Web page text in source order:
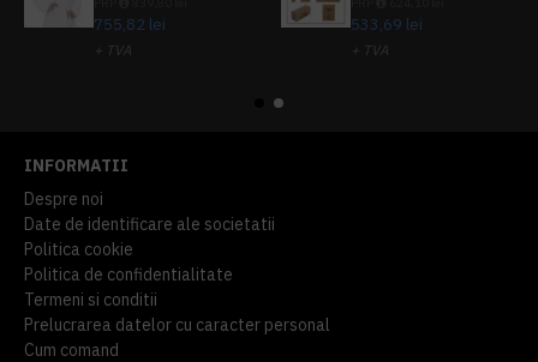
755,82 lei
+ TVA
533,69 lei
+ TVA
INFORMATII
Despre noi
Date de identificare ale societatii
Politica cookie
Politica de confidentialitate
Termeni si conditii
Prelucrarea datelor cu caracter personal
Cum comand